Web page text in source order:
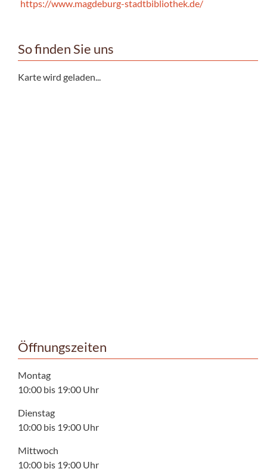
https://www.magdeburg-stadtbibliothek.de/
So finden Sie uns
Karte wird geladen...
Öffnungszeiten
Montag
10:00 bis 19:00 Uhr
Dienstag
10:00 bis 19:00 Uhr
Mittwoch
10:00 bis 19:00 Uhr